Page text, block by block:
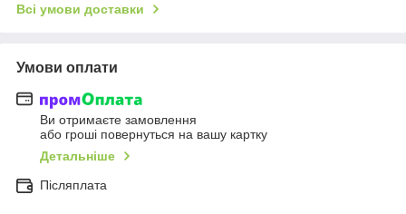
Всі умови доставки
Умови оплати
Ви отримаєте замовлення
або гроші повернуться на вашу картку
Детальніше
Післяплата